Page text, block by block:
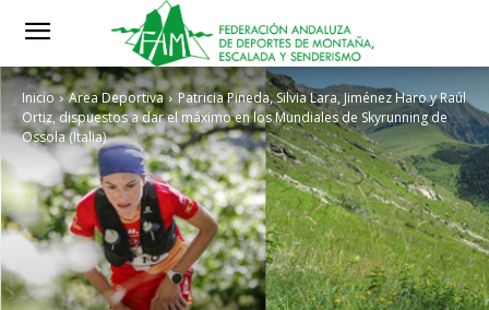
Inicio Area Deportiva
Patricia Pineda, Silvia Lara, Jiménez Haro y Raúl
Ortiz, dispuestos a dar el máximo en los Mundiales de Skyrunning de
Ossola (Italia)